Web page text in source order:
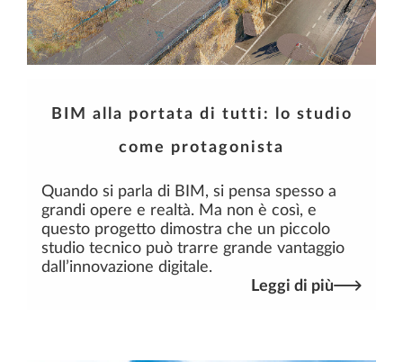
BIM alla portata di tutti: lo studio
come protagonista
Quando si parla di BIM, si pensa spesso a
grandi opere e realtà. Ma non è così, e
questo progetto dimostra che un piccolo
studio tecnico può trarre grande vantaggio
dall’innovazione digitale.
Leggi di più